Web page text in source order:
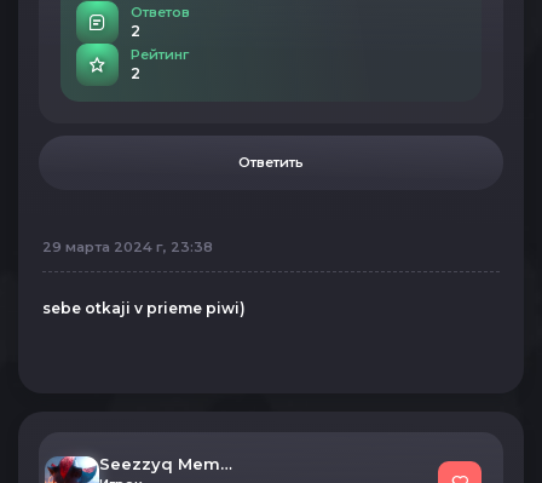
Ответов
2
Рейтинг
2
Ответить
29 марта 2024 г, 23:38
sebe otkaji v prieme piwi)
Seezzyq Member